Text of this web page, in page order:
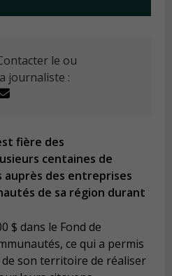
le ou
journaliste :
fière des
centaines de
auprès des entreprises
de sa région durant
$ dans le Fond de
ce qui a permis
son territoire de réaliser